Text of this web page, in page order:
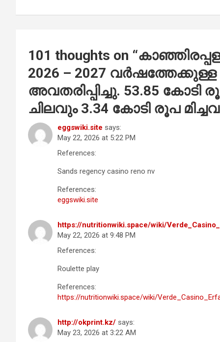
k
p
101 thoughts on “
2026 – 2027
അവതരിപ്പിച്ചു. 53.85
ചിലവും 3.34 കോടി രൂപ
eggswiki.site says:
May 22, 2026 at 5:22 PM
References:
Sands regency casino reno nv
References:
eggswiki.site
https://nutritionwiki.space/wiki/
May 22, 2026 at 9:48 PM
References:
Roulette play
References:
https://nutritionwiki.space/wiki/
http://okprint.kz/ says:
May 23, 2026 at 3:22 AM